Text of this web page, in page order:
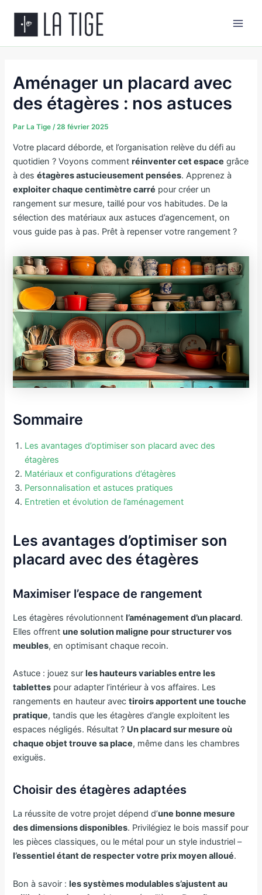
contenu
Aménager un placard avec
des étagères : nos astuces
Par La Tige/28 février 2025
Votre placard déborde, et l’organisation relève du défi au
quotidien ? Voyons commentréinventer cet espace grâce
à desétagères astucieusement pensées. Apprenez à
exploiter chaque centimètre carré pour créer un
rangement sur mesure, taillé pour vos habitudes. De la
sélection des matériaux aux astuces d’agencement, on
vous guide pas à pas. Prêt à repenser votre rangement ?
Sommaire
Les avantages d’optimiser son placard avec des
étagères
Matériaux et configurations d’étagères
Personnalisation et astuces pratiques
Entretien et évolution de l’aménagement
Les avantages d’optimiser son
placard avec des étagères
Maximiser l’espace de rangement
Les étagères révolutionnentl’aménagement d’un placard.
Elles offrentune solution maligne pour structurer vos
meubles, en optimisant chaque recoin.
Astuce : jouez surles hauteurs variables entre les
tablettes pour adapter l’intérieur à vos affaires. Les
rangements en hauteur avectiroirs apportent une touche
pratique, tandis que les étagères d’angle exploitent les
espaces négligés. Résultat ? Un placard sur mesure où
chaque objet trouve sa place, même dans les chambres
exiguës.
Choisir des étagères adaptées
La réussite de votre projet dépend d’une bonne mesure
des dimensions disponibles. Privilégiez le bois massif pour
les pièces classiques, ou le métal pour un style industriel –
l’essentiel étant de respecter votre prix moyen alloué.
Bon à savoir :les systèmes modulables s’ajustent au